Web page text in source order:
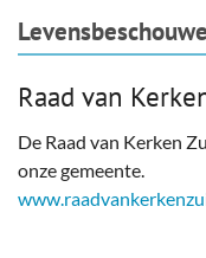
Actueel
Welzijn & Maatschappij
Raad van
De Raad van Kerken
onze gemeente.